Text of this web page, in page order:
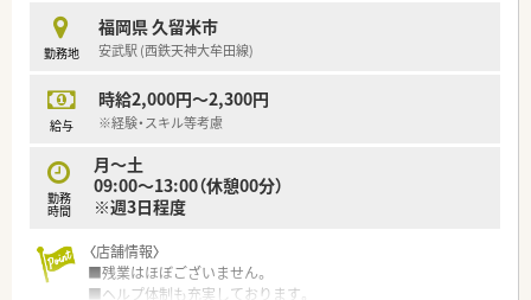
おります。
勤務地
福岡県 久留米市
安武駅 (西鉄天神大牟田線)
給与
時給2,000円～2,300円
※経験・スキル等考慮
勤務
時間
月～土
09:00～13:00（休憩00分）
※週3日程度
〈店舗情報〉
■残業はほぼございません。
■ヘルプ体制も充実しております。